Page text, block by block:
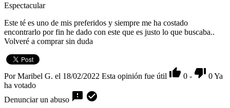
Espectacular
Este té es uno de mis preferidos y siempre me ha costado
encontrarlo por fin he dado con este que es justo lo que buscaba..
Volveré a comprar sin duda
Por Maribel G. el 18/02/2022 Esta opinión fue útil  0 -  0Ya
ha votado
Denunciar un abuso  